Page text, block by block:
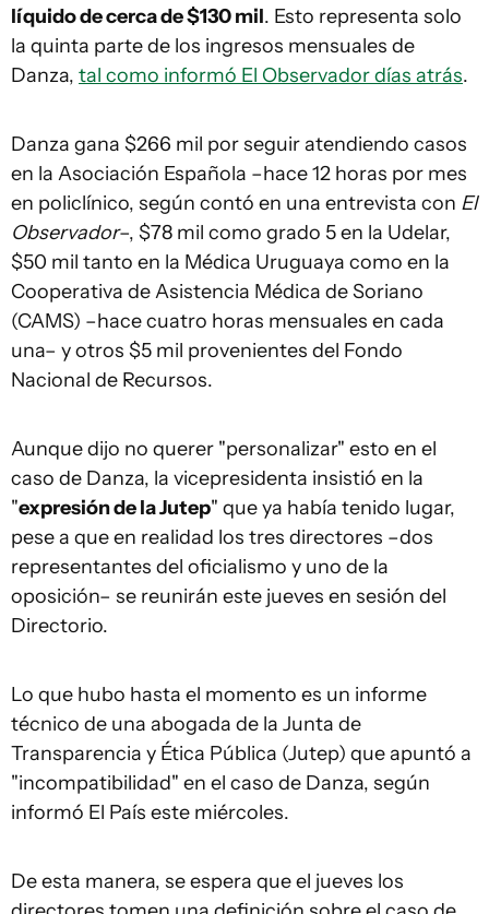
líquido de cerca de $130 mil. Esto representa solo
la quinta parte de los ingresos mensuales de
Danza, tal como informó El Observador días atrás.
Danza gana $266 mil por seguir atendiendo casos
en la Asociación Española –hace 12 horas por mes
en policlínico, según contó en una entrevista con El
Observador–, $78 mil como grado 5 en la Udelar,
$50 mil tanto en la Médica Uruguaya como en la
Cooperativa de Asistencia Médica de Soriano
(CAMS) –hace cuatro horas mensuales en cada
una– y otros $5 mil provenientes del Fondo
Nacional de Recursos.
Aunque dijo no querer "personalizar" esto en el
caso de Danza, la vicepresidenta insistió en la
"expresión de la Jutep" que ya había tenido lugar,
pese a que en realidad los tres directores –dos
representantes del oficialismo y uno de la
oposición– se reunirán este jueves en sesión del
Directorio.
Lo que hubo hasta el momento es un informe
técnico de una abogada de la Junta de
Transparencia y Ética Pública (Jutep) que apuntó a
"incompatibilidad" en el caso de Danza, según
informó El País este miércoles.
De esta manera, se espera que el jueves los